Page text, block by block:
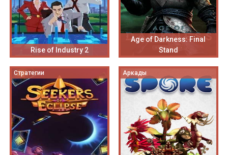
Rise of Industry 2
Age of Darkness: Final
Stand
Стратегии Аркады